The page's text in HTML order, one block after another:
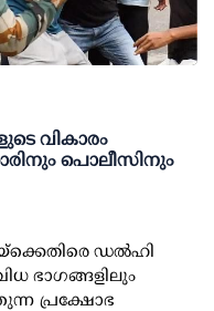
വികാരം
പൊലീസിനും
ഡല്‍ഹി
ഭാഗങ്ങളിലും
പ്രക്ഷോഭ